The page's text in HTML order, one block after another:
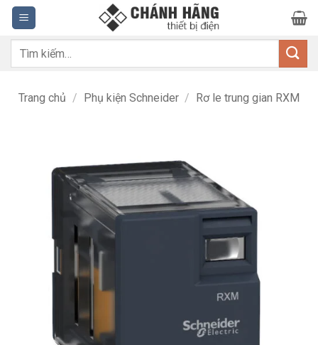
Bỏ
qua
nội
dung
Tìm
Trang chủ / Phụ kiện Schneider / Rơ le trung gian RXM